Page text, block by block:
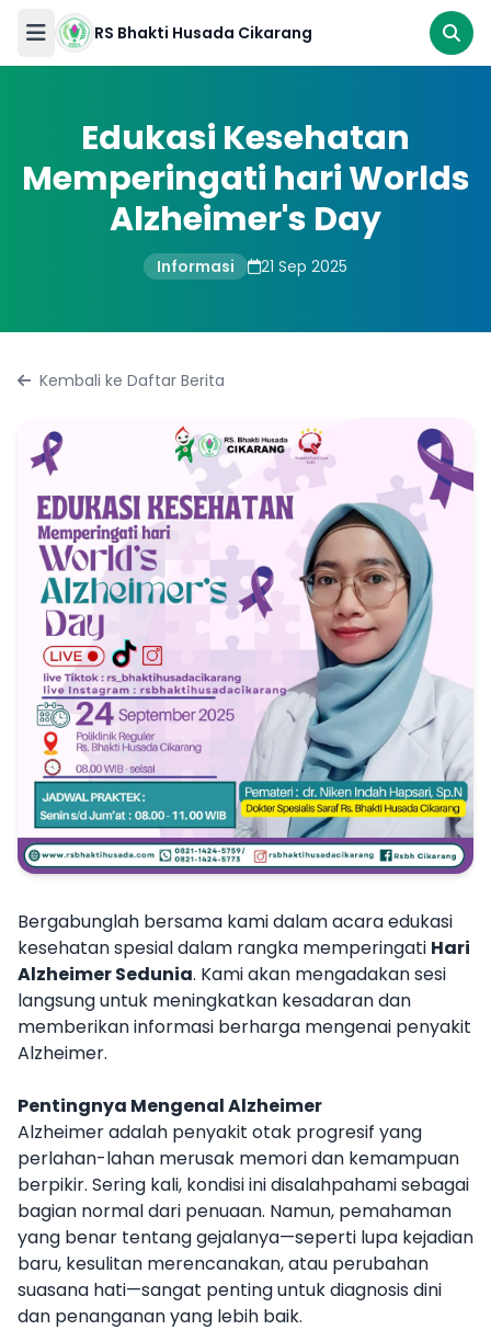
RS Bhakti Husada Cikarang
Husada
Tentang
Informasi
Karir
Kontak
Ikuti
Edukasi Kesehatan
Memperingati hari Worlds
Alzheimer's Day
Informasi 21 Sep 2025
Kembali ke Daftar Berita
Bergabunglah bersama kami dalam acara edukasi
kesehatan spesial dalam rangka memperingati Hari
Alzheimer Sedunia. Kami akan mengadakan sesi
langsung untuk meningkatkan kesadaran dan
memberikan informasi berharga mengenai penyakit
Alzheimer.
Pentingnya Mengenal Alzheimer
Alzheimer adalah penyakit otak progresif yang
perlahan-lahan merusak memori dan kemampuan
berpikir. Sering kali, kondisi ini disalahpahami sebagai
bagian normal dari penuaan. Namun, pemahaman
yang benar tentang gejalanya—seperti lupa kejadian
baru, kesulitan merencanakan, atau perubahan
suasana hati—sangat penting untuk diagnosis dini
dan penanganan yang lebih baik.